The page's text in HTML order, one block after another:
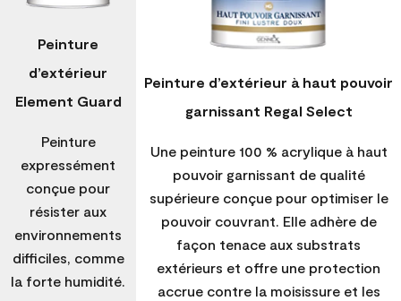
Peinture
d’extérieur
Element Guard
Peinture
expressément
conçue pour
résister aux
environnements
difficiles, comme
la forte humidité.
Peinture d’extérieur à haut pouvoir
garnissant Regal Select
Une peinture 100 % acrylique à haut
pouvoir garnissant de qualité
supérieure conçue pour optimiser le
pouvoir couvrant. Elle adhère de
façon tenace aux substrats
extérieurs et offre une protection
accrue contre la moisissure et les